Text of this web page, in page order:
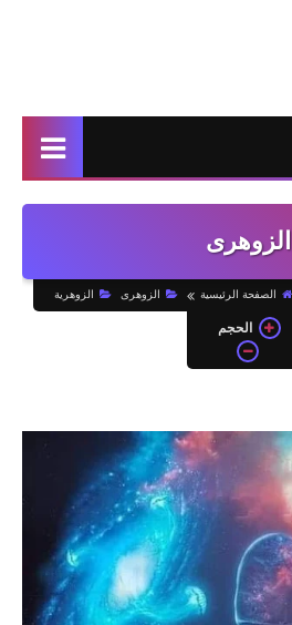
الزوهرى
الصفحة الرئيسية الزوهرى الزوهرية
الحجم